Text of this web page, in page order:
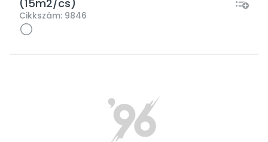
(15m2/cs)
Cikkszám: 9846